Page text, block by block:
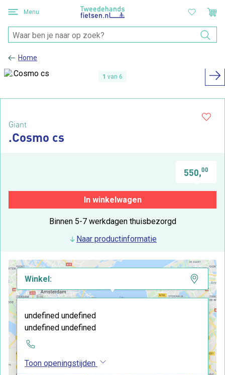
Menu
Home
1 van 6
Giant
.Cosmo cs
550,00
In winkelwagen
Binnen 5-7 werkdagen thuisbezorgd
Naar productinformatie
Winkel:
undefined undefined
undefined undefined
Toon openingstijden